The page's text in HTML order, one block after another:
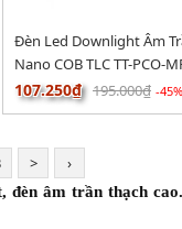
Đèn Led Downlight Âm
Nano COB TLC TT-PCO-
107.250₫ 195.000₫ -45%
> ›
âm trần thạch